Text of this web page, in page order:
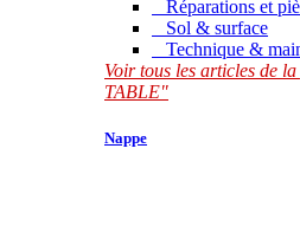
Réparations et
Sol & surface
Technique &
Voir tous les articles de
TABLE"
Nappe